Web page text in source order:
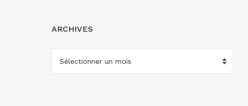
ARCHIVES
ARCHIVES